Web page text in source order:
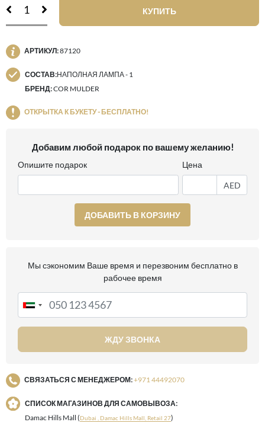
КУПИТЬ
АРТИКУЛ:87120
СОСТАВ:НАПОЛНАЯ ЛАМПА - 1
БРЕНД:COR MULDER
ОТКРЫТКА К БУКЕТУ - БЕСПЛАТНО!
Добавим любой подарок по вашему желанию!
Опишите подарок Цена
AED
ДОБАВИТЬ В КОРЗИНУ
Мы сэкономим Ваше время и перезвоним бесплатно в
рабочее время
ЖДУ ЗВОНКА
СВЯЗАТЬСЯ С МЕНЕДЖЕРОМ:+971 44492070
СПИСОК МАГАЗИНОВ ДЛЯ САМОВЫВОЗА:
Damac Hills Mall (Dubai , Damac Hills Mall, Retail 27)